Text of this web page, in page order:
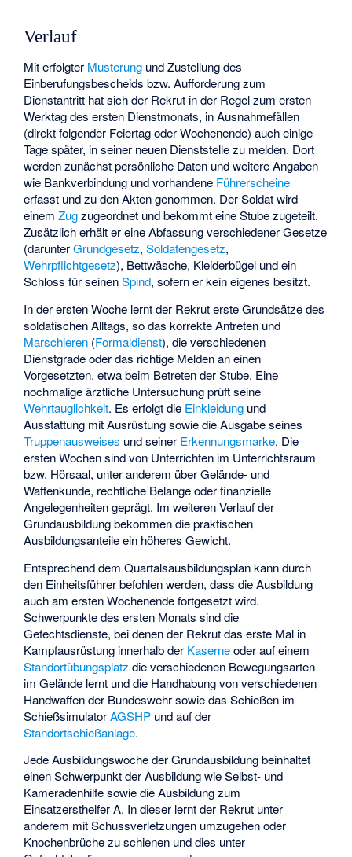
Verlauf
Mit erfolgter Musterung und Zustellung des
Einberufungsbescheids bzw. Aufforderung zum
Dienstantritt hat sich der Rekrut in der Regel zum ersten
Werktag des ersten Dienstmonats, in Ausnahmefällen
(direkt folgender Feiertag oder Wochenende) auch einige
Tage später, in seiner neuen Dienststelle zu melden. Dort
werden zunächst persönliche Daten und weitere Angaben
wie Bankverbindung und vorhandene Führerscheine
erfasst und zu den Akten genommen. Der Soldat wird
einemZugzugeordnet und bekommt eine Stube zugeteilt.
Zusätzlich erhält er eine Abfassung verschiedener Gesetze
(darunterGrundgesetz,Soldatengesetz,
Wehrpflichtgesetz), Bettwäsche, Kleiderbügel und ein
Schloss für seinenSpind, sofern er kein eigenes besitzt.
In der ersten Woche lernt der Rekrut erste Grundsätze des
soldatischen Alltags, so das korrekte Antreten und
Marschieren (Formaldienst), die verschiedenen
Dienstgrade oder das richtige Melden an einen
Vorgesetzten, etwa beim Betreten der Stube. Eine
nochmalige ärztliche Untersuchung prüft seine
Wehrtauglichkeit. Es erfolgt die Einkleidung und
Ausstattung mit Ausrüstung sowie die Ausgabe seines
Truppenausweises und seiner Erkennungsmarke. Die
ersten Wochen sind von Unterrichten im Unterrichtsraum
bzw. Hörsaal, unter anderem über Gelände- und
Waffenkunde, rechtliche Belange oder finanzielle
Angelegenheiten geprägt. Im weiteren Verlauf der
Grundausbildung bekommen die praktischen
Ausbildungsanteile ein höheres Gewicht.
Entsprechend dem Quartalsausbildungsplan kann durch
den Einheitsführer befohlen werden, dass die Ausbildung
auch am ersten Wochenende fortgesetzt wird.
Schwerpunkte des ersten Monats sind die
Gefechtsdienste, bei denen der Rekrut das erste Mal in
Kampfausrüstung innerhalb der Kaserneoder auf einem
Standortübungsplatz die verschiedenen Bewegungsarten
im Gelände lernt und die Handhabung von verschiedenen
Handwaffen der Bundeswehr sowie das Schießen im
SchießsimulatorAGSHP und auf der
Standortschießanlage.
Jede Ausbildungswoche der Grundausbildung beinhaltet
einen Schwerpunkt der Ausbildung wie Selbst- und
Kameradenhilfe sowie die Ausbildung zum
Einsatzersthelfer A. In dieser lernt der Rekrut unter
anderem mit Schussverletzungen umzugehen oder
Knochenbrüche zu schienen und dies unter